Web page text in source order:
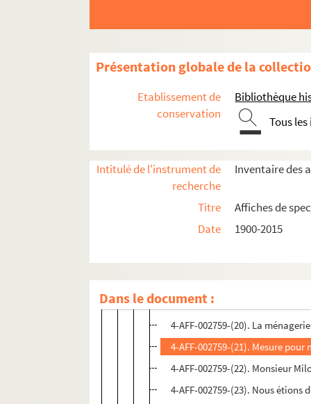
Présentation globale de la
Etablissement de
conservation
Bibliothèque
Tous
Intitulé de l'instrument de
recherche
Inventaire des
Titre
Affiches de
Date
1900-2015
Dans le document :
4-AFF-002759-(08). Dans la
4-AFF-002759-(10). Dommage
4-AFF-002759-(11). Exécuteur 14
4-AFF-002759-(13). François
4-AFF-002759-(15). Jean la
4-AFF-002759-(19). Mais on doit
4-AFF-002759-(20). La
4-AFF-002759-(21). Mesure pour
4-AFF-002759-(22). Monsieur
4-AFF-002759-(23). Nous étions